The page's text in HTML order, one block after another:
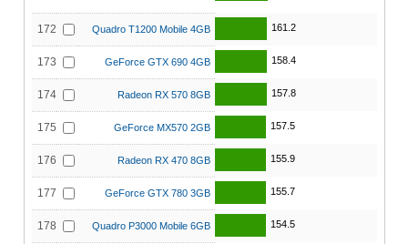
172 Quadro T1200 Mobile 4GB 161.2
173 GeForce GTX 690 4GB 158.4
174 Radeon RX 570 8GB 157.8
175 GeForce MX570 2GB 157.5
176 Radeon RX 470 8GB 155.9
177 GeForce GTX 780 3GB 155.7
178 Quadro P3000 Mobile 6GB 154.5